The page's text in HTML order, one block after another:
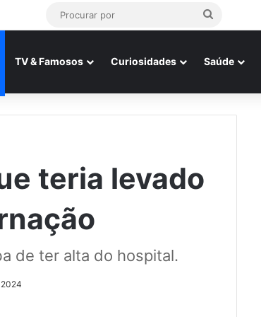
Procurar
TV & Famosos Curiosidades Saúde
teria levado
de ter alta do hospital.